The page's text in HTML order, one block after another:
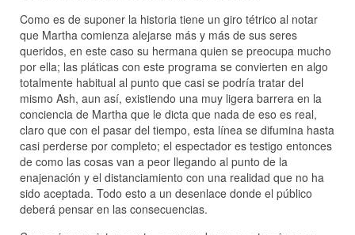
Como es de suponer la historia tiene un giro tétrico al notar
que Martha comienza alejarse más y más de sus seres
queridos, en este caso su hermana quien se preocupa mucho
por ella; las pláticas con este programa se convierten en algo
totalmente habitual al punto que casi se podría tratar del
mismo Ash, aun así, existiendo una muy ligera barrera en la
conciencia de Martha que le dicta que nada de eso es real,
claro que con el pasar del tiempo, esta línea se difumina hasta
casi perderse por completo; el espectador es testigo entonces
de como las cosas van a peor llegando al punto de la
enajenación y el distanciamiento con una realidad que no ha
sido aceptada. Todo esto a un desenlace donde el público
deberá pensar en las consecuencias.